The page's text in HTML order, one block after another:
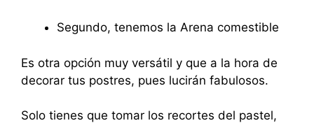
Segundo, tenemos la Arena comestible
Es otra opción muy versátil y que a la hora de
decorar tus postres, pues lucirán fabulosos.
Solo tienes que tomar los recortes del pastel,